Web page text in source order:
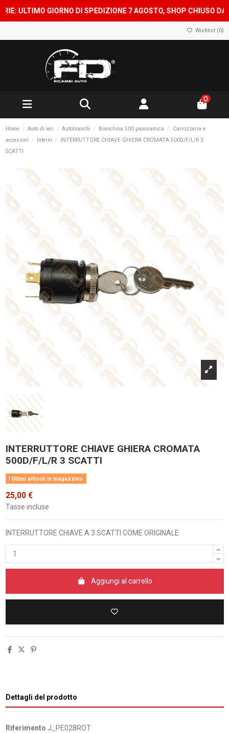
ULTIMO GIORNO DI SPEDIZIONE 7 AGOSTO, SHOP CHIUSO DAL
Wishlist (0)
0
Home Auto di ieri Autobianchi Bianchina 500 panoramica
Carrozzeria e
accessori
Interni
INTERRUTTORE CHIAVE GHIERA CROMATA 500D/F/L/R 3
SCATTI
INTERRUTTORE CHIAVE GHIERA CROMATA
500D/F/L/R 3 SCATTI
Ultimi articoli in magazzino
25,00 €
Tasse incluse
INTERRUTTORE CHIAVE A 3 SCATTI COME ORIGINALE
Aggiungi al carrello
Dettagli del prodotto
Riferimento J_PE028ROT